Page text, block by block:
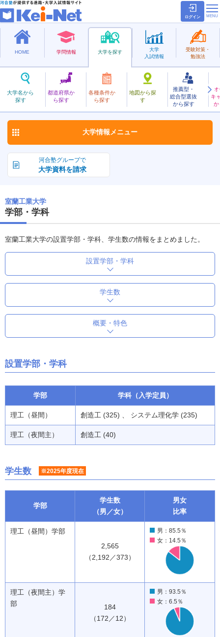
ログイン
HOME 学問情報 大学を探す
大学名から
探す
都道府県か
ら探す
各種条件か
ら探す
地図から探
す
推薦型・
総合型選抜
から探す
キ
か
大学
入試情報
受験対策・
勉強法
国立
むろらんこうぎょう
室蘭工業大学 お気に入り
河合塾グループで
大学資料を請求
大学情報 メニュー
室蘭工業大学
学部・学科
室蘭工業大学の設置学部・学科、学生数の情報をまとめました。
設置学部・学科
学生数
概要・特色
設置学部・学科
学部 学科（入学定員）
理工（昼間） 創造工 (325) 、 システム理化学 (235)
理工（夜間主） 創造工 (40)
学生数 ※2025年度現在
学部
学生数
（男／女）
男女
比率
理工（昼間）学部
2,565
（2,192／373）
男：85.5％
女：14.5％
理工（夜間主）学
部
184
（172／12）
男：93.5％
女：6.5％